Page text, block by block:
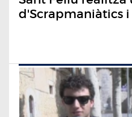
d'Scrapmaniàtics